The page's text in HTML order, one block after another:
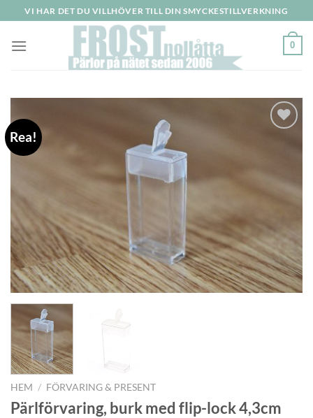
to
content
VI HAR DET DU VILLHÖVER TILL DIN SMYCKESTILLVERKNING
0
Rea!
önskelistan
HEM / FÖRVARING & PRESENT
Pärlförvaring, burk med flip-lock 4,3cm